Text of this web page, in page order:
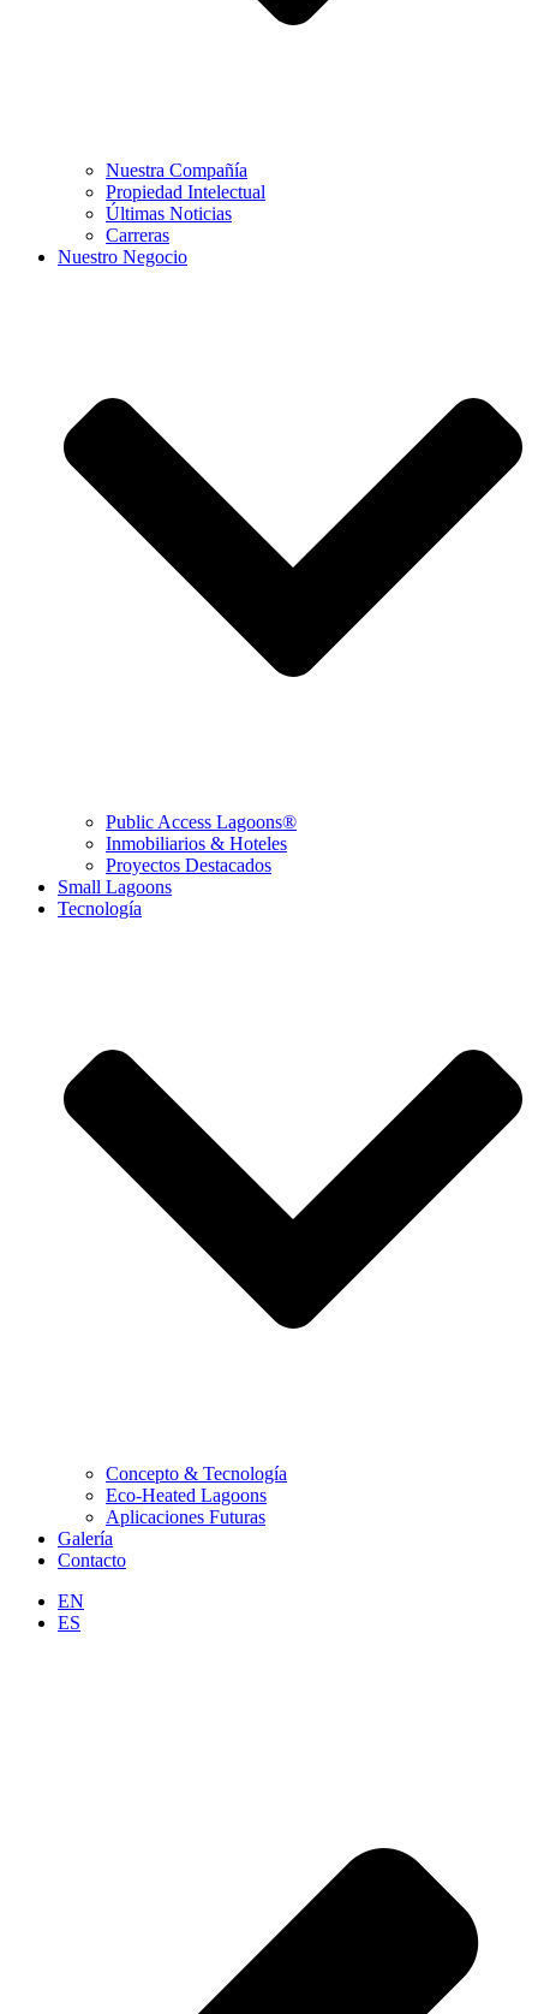
Nuestra Compañía
Propiedad Intelectual
Últimas Noticias
Carreras
Nuestro Negocio
Public Access Lagoons®
Inmobiliarios & Hoteles
Proyectos Destacados
Small Lagoons
Tecnología
Concepto & Tecnología
Eco-Heated Lagoons
Aplicaciones Futuras
Galería
Contacto
EN
ES